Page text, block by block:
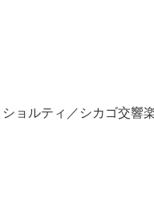
ョルティ／シカゴ交響